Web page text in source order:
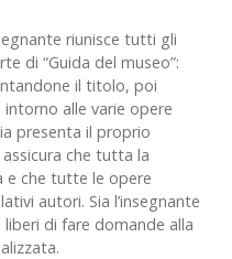
riunisce tutti gli
di “Guida del museo”:
il titolo, poi
alle varie opere
presenta il proprio
che tutta la
e che tutte le opere
autori. Sia l’insegnante
di fare domande alla